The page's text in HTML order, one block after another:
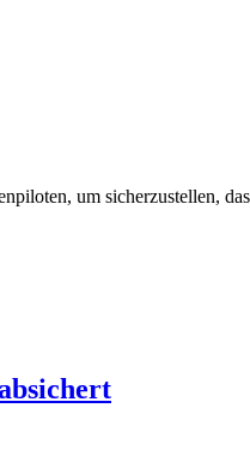
um sicherzustellen,